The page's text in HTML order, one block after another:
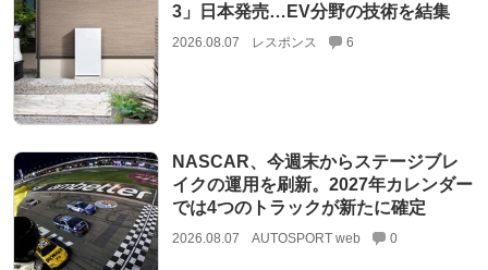
3」日本発売…EV分野の技術を結集
2026.08.07 レスポンス 6
NASCAR、今週末からステージブレ
イクの運用を刷新。2027年カレンダー
では4つのトラックが新たに確定
2026.08.07 AUTOSPORT web 0